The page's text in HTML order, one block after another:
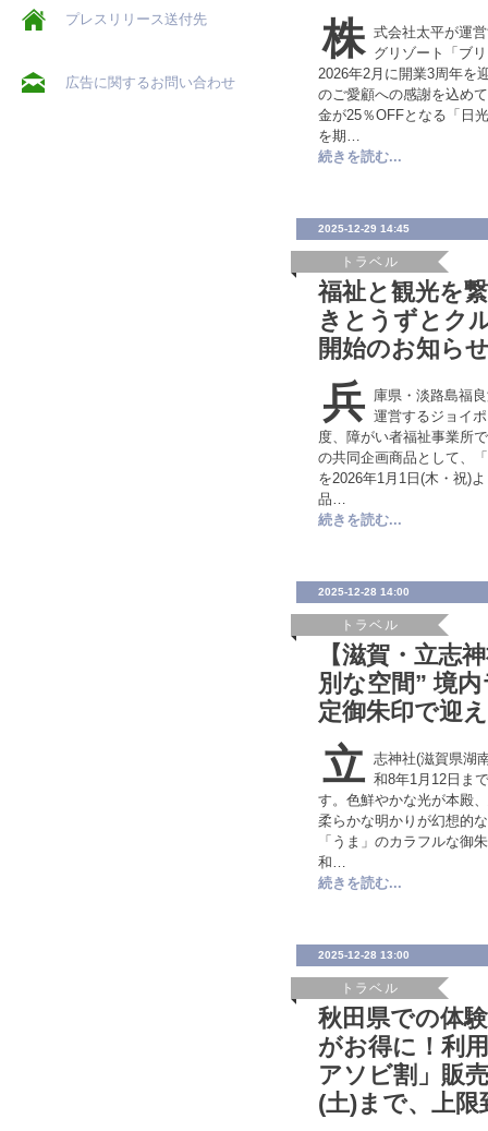
プレスリリース送付先
広告に関するお問い合わせ
株 式会社太平が運
グリゾート「ブ
2026年2月に開業3周年を
のご愛顧への感謝を込め
金が25％OFFとなる「日
を期…
続きを読む...
2025-12-29 14:45
トラベル
福祉と観光を
きとうずとク
開始のお知ら
兵
庫県・淡路島福
運営するジョイ
度、障がい者福祉事業所
の共同企画商品として、
を2026年1月1日(木・祝)
品…
続きを読む...
2025-12-28 14:00
トラベル
【滋賀・立志
別な空間” 境
定御朱印で迎
立 志神社(滋賀県湖
和8年1月12日ま
す。色鮮やかな光が本殿
柔らかな明かりが幻想的
「うま」のカラフルな御
和…
続きを読む...
2025-12-28 13:00
トラベル
秋田県での体
がお得に！利
アソビ割」販
(土)まで、上限